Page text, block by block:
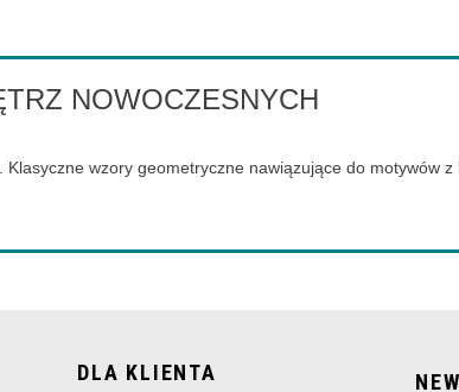
NOWOCZESNYCH
wzory geometryczne nawiązujące do motywów
DLA KLIENTA